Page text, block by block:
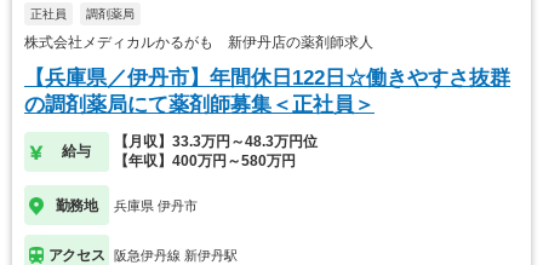
正社員 調剤薬局
株式会社メディカルかるがも 新伊丹店の薬剤師求人
【兵庫県／伊丹市】年間休日122日☆働きやすさ抜群
の調剤薬局にて薬剤師募集＜正社員＞
給与
【月収】33.3万円～48.3万円位
【年収】400万円～580万円
勤務地 兵庫県 伊丹市
アクセス 阪急伊丹線 新伊丹駅